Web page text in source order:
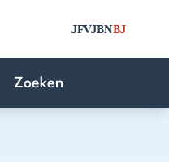
JFVJBNBJ
Zoeken